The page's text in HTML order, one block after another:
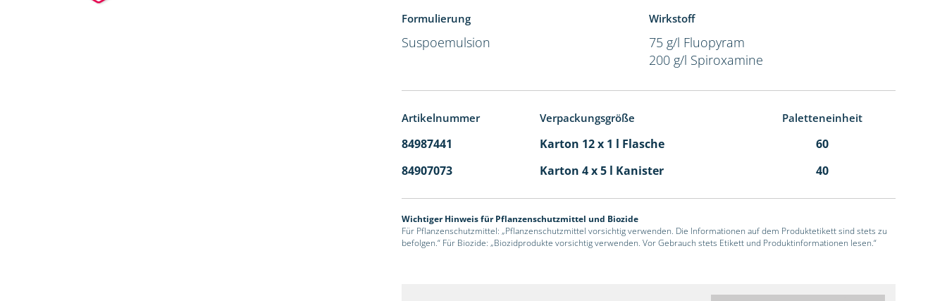
Formulierung
Suspoemulsion
Wirkstoff
75 g/l Fluopyram
200 g/l Spiroxamine
Artikelnummer Verpackungsgröße Paletteneinheit
84987441 Karton 12 x 1 l Flasche
60
84907073
Karton 4 x 5 l Kanister 40
Wichtiger Hinweis für Pflanzenschutzmittel und Biozide
Für Pflanzenschutzmittel: „Pflanzenschutzmittel vorsichtig verwenden. Die Informationen auf dem Produktetikett sind stets zu
befolgen.“ Für Biozide: „Biozidprodukte vorsichtig verwenden. Vor Gebrauch stets Etikett und Produktinformationen lesen.“